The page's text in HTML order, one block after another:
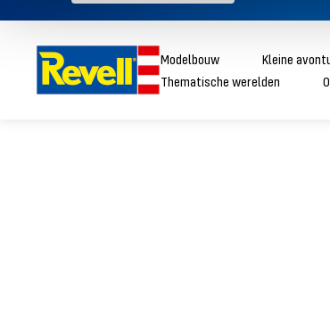
direct
Modelbouw Kleine
Thematische werelden
Revell